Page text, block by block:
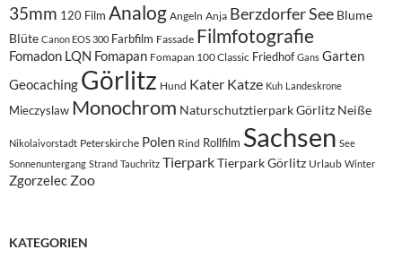
35mm 120 Film Analog Angeln Anja Berzdorfer See Blume
Blüte Canon EOS 300 Farbfilm Fassade Filmfotografie
Fomadon LQN Fomapan Fomapan 100 Classic Friedhof Gans Garten
Geocaching Görlitz Hund Kater Katze Kuh Landeskrone
Mieczyslaw Monochrom Naturschutztierpark Görlitz Neiße
Nikolaivorstadt Peterskirche Polen Rind Rollfilm Sachsen See
Sonnenuntergang Strand Tauchritz TierparkTierpark Görlitz Urlaub Winter
Zgorzelec Zoo
KATEGORIEN